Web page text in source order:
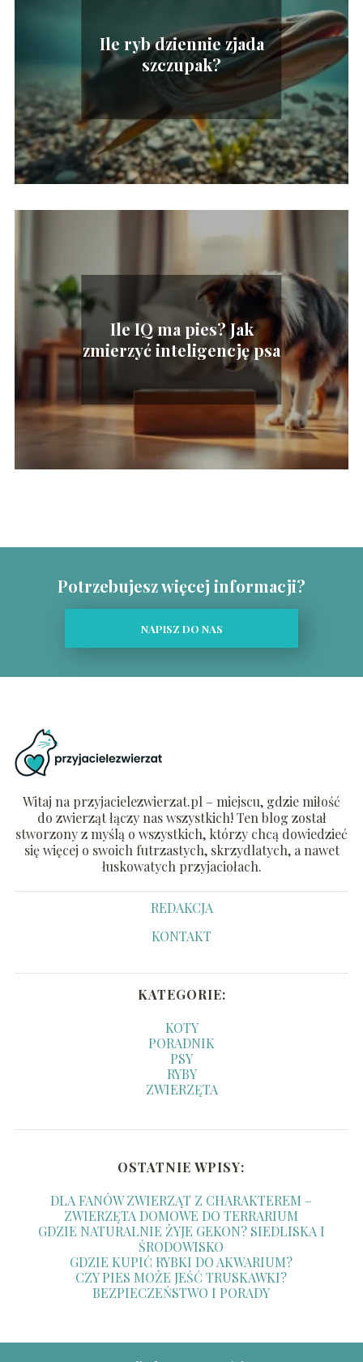
Ile ryb dziennie zjada
szczupak?
Ile IQ ma pies? Jak
zmierzyć inteligencję psa
Potrzebujesz więcej informacji?
NAPISZ DO NAS
Witaj na przyjacielezwierzat.pl – miejscu, gdzie miłość
do zwierząt łączy nas wszystkich! Ten blog został
stworzony z myślą o wszystkich, którzy chcą dowiedzieć
się więcej o swoich futrzastych, skrzydlatych, a nawet
łuskowatych przyjaciołach.
REDAKCJA
KONTAKT
KATEGORIE:
KOTY
PORADNIK
PSY
RYBY
ZWIERZĘTA
OSTATNIE WPISY:
DLA FANÓW ZWIERZĄT Z CHARAKTEREM –
ZWIERZĘTA DOMOWE DO TERRARIUM
GDZIE NATURALNIE ŻYJE GEKON? SIEDLISKA I
ŚRODOWISKO
GDZIE KUPIĆ RYBKI DO AKWARIUM?
CZY PIES MOŻE JEŚĆ TRUSKAWKI?
BEZPIECZEŃSTWO I PORADY